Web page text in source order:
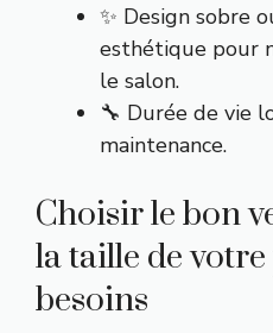
✨ Design sobre
esthétique pour
le salon.
🔧 Durée de vie
maintenance.
Choisir le bon
la taille de votre
besoins